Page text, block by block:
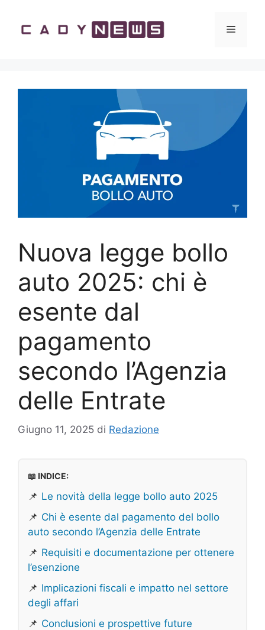
contenuto
Menu
Nuova legge bollo
auto 2025: chi è
esente dal
pagamento
secondo l’Agenzia
delle Entrate
Giugno 11, 2025 di Redazione
📖 INDICE:
📌 Le novità della legge bollo auto 2025
📌 Chi è esente dal pagamento del bollo
auto secondo l’Agenzia delle Entrate
📌 Requisiti e documentazione per ottenere
l’esenzione
📌 Implicazioni fiscali e impatto nel settore
degli affari
📌 Conclusioni e prospettive future